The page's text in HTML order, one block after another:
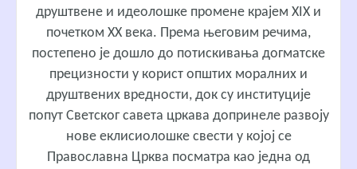
друштвене и идеолошке промене крајем XIX и
почетком XX века. Према његовим речима,
постепено је дошло до потискивања догматске
прецизности у корист општих моралних и
друштвених вредности, док су институције
попут Светског савета цркава допринеле развоју
нове еклисиолошке свести у којој се
Православна Црква посматра као једна од